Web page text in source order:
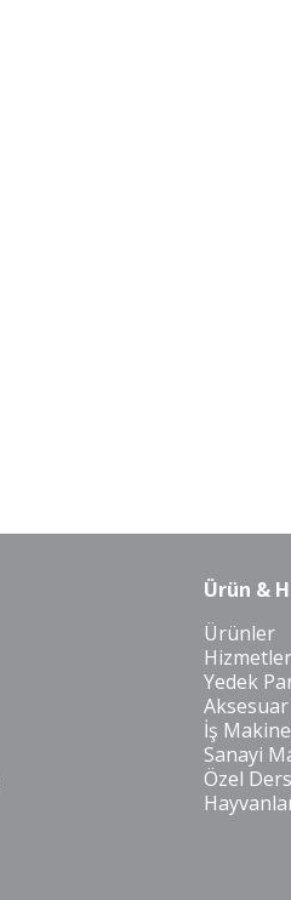
Ürün &
Ürünler
Hizmetler
Yedek
Aksesuar
İş
Sanayi
Özel